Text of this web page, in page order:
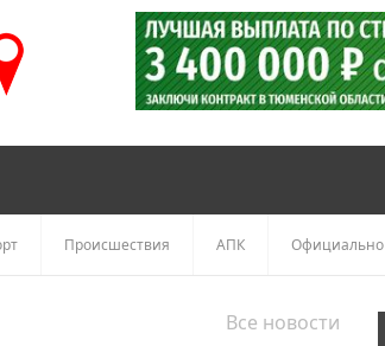
Происшествия АПК Официально
Все новости